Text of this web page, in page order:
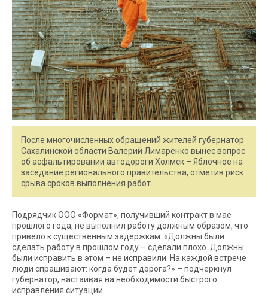
После многочисленных обращений жителей губернатор
Сахалинской области Валерий Лимаренко вынес вопрос
об асфальтировании автодороги Холмск – Яблочное на
заседание регионального правительства, отметив риск
срыва сроков выполнения работ.
Подрядчик ООО «Формат», получивший контракт в мае
прошлого года, не выполнил работу должным образом, что
привело к существенным задержкам. «Должны были
сделать работу в прошлом году – сделали плохо. Должны
были исправить в этом – не исправили. На каждой встрече
люди спрашивают: когда будет дорога?» – подчеркнул
губернатор, настаивая на необходимости быстрого
исправления ситуации.